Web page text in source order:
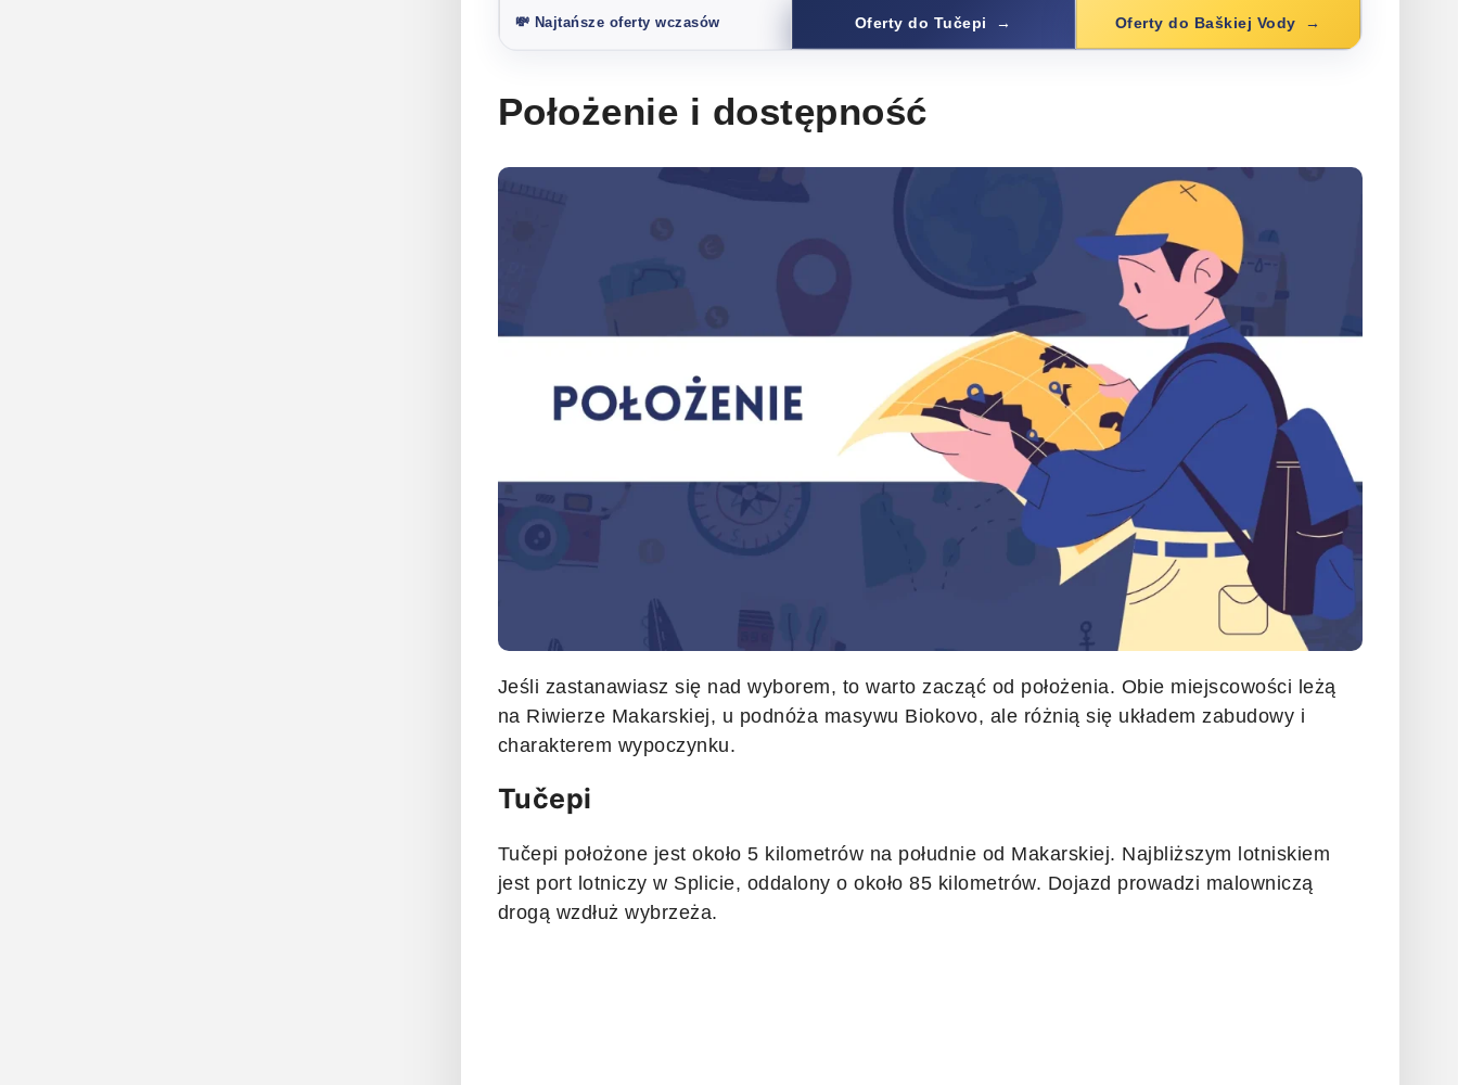
💸 Najtańsze oferty wczasów Oferty do Tučepi Oferty do Baškiej Vody
Położenie i dostępność
Jeśli zastanawiasz się nad wyborem, to warto zacząć od położenia. Obie miejscowości leżą
na Riwierze Makarskiej, u podnóża masywu Biokovo, ale różnią się układem zabudowy i
charakterem wypoczynku.
Tučepi
Tučepi położone jest około 5 kilometrów na południe od Makarskiej. Najbliższym lotniskiem
jest port lotniczy w Splicie, oddalony o około 85 kilometrów. Dojazd prowadzi malowniczą
drogą wzdłuż wybrzeża.